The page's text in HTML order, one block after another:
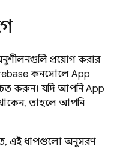
প্রয়োগ করার
কনসোলে App
করুন। যদি আপনিApp
তাহলে আপনি
এই ধাপগুলো অনুসরণ